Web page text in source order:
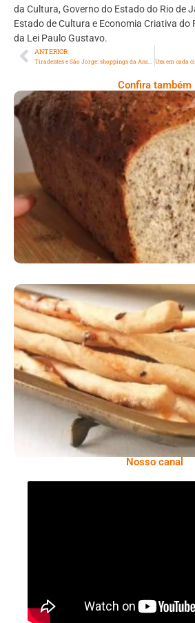
da Cultura, Governo do Estado do Rio de
Estado de Cultura e Economia Criativa do
da Lei Paulo Gustavo.
ANTERIOR
Confira também
Comer Bem: Pão
Comer Bem: Palitinhos De
Nosso canal